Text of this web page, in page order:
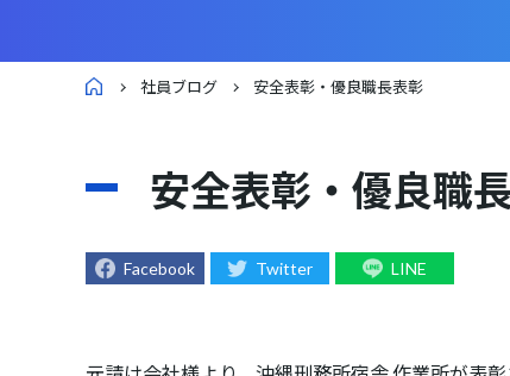
社員ブログ 安全表彰・優良職長表彰
安全表彰・優良職
Facebook Twitter LINE